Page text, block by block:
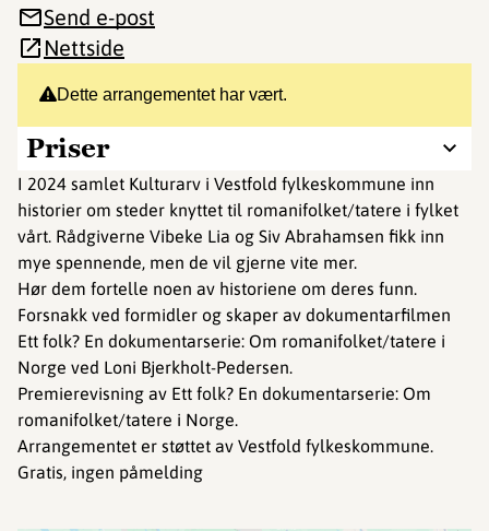
Dette arrangementet har vært.
Priser
I 2024 samlet Kulturarv i Vestfold fylkeskommune inn
historier om steder knyttet til romanifolket/tatere i fylket
vårt. Rådgiverne Vibeke Lia og Siv Abrahamsen fikk inn
mye spennende, men de vil gjerne vite mer.
Hør dem fortelle noen av historiene om deres funn.
Forsnakk ved formidler og skaper av dokumentarfilmen
Ett folk? En dokumentarserie: Om romanifolket/tatere i
Norge ved Loni Bjerkholt-Pedersen.
Premierevisning av Ett folk? En dokumentarserie: Om
romanifolket/tatere i Norge.
Arrangementet er støttet av Vestfold fylkeskommune.
Gratis, ingen påmelding
Send e-post
Nettside